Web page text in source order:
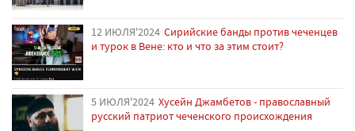
12 ИЮЛЯ'2024 Сирийские банды против чеченцев
и турок в Вене: кто и что за этим стоит?
5 ИЮЛЯ'2024 Хусейн Джамбетов - православный
русский патриот чеченского происхождения